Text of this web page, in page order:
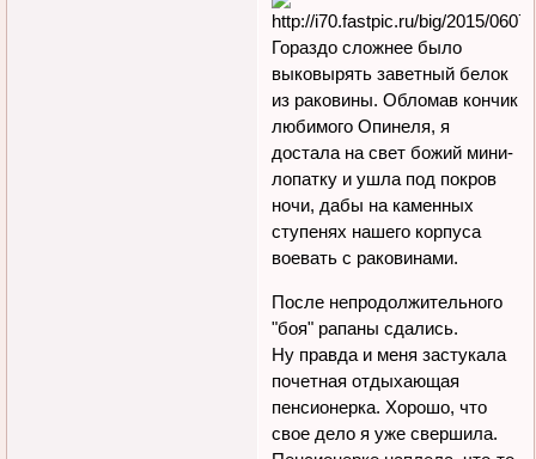
Гораздо сложнее было
выковырять заветный белок
из раковины. Обломав кончик
любимого Опинеля, я
достала на свет божий мини-
лопатку и ушла под покров
ночи, дабы на каменных
ступенях нашего корпуса
воевать с раковинами.
После непродолжительного
"боя" рапаны сдались.
Ну правда и меня застукала
почетная отдыхающая
пенсионерка. Хорошо, что
свое дело я уже свершила.